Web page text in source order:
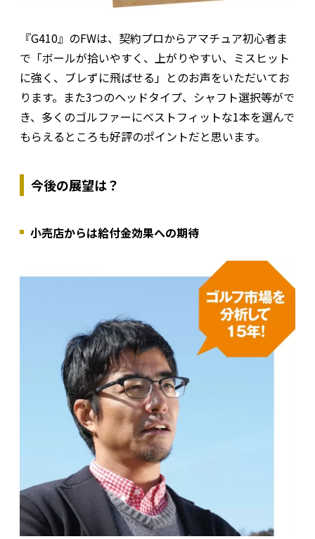
『G410』のFWは、契約プロからアマチュア初心者ま
で「ボールが拾いやすく、上がりやすい、ミスヒット
に強く、ブレずに飛ばせる」とのお声をいただいてお
ります。また3つのヘッドタイプ、シャフト選択等がで
き、多くのゴルファーにベストフィットな1本を選んで
もらえるところも好評のポイントだと思います。
今後の展望は？
小売店からは給付金効果への期待